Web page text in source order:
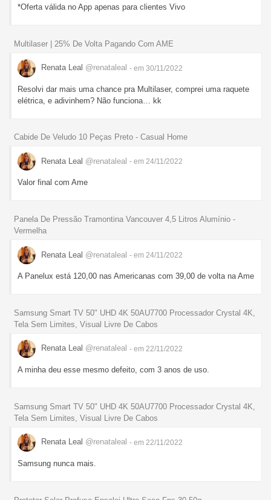
*Oferta válida no App apenas para clientes Vivo
Multilaser | 25% De Volta Pagando Com AME
Renata Leal @renataleal - em 30/11/2022
Resolvi dar mais uma chance pra Multilaser, comprei uma raquete
elétrica, e adivinhem? Não funciona… kk
Cabide De Veludo 10 Peças Preto - Casual Home
Renata Leal @renataleal - em 24/11/2022
Valor final com Ame
Panela De Pressão Tramontina Vancouver 4,5 Litros Alumínio -
Vermelha
Renata Leal @renataleal - em 24/11/2022
A Panelux está 120,00 nas Americanas com 39,00 de volta na Ame
Samsung Smart TV 50" UHD 4K 50AU7700 Processador Crystal 4K,
Tela Sem Limites, Visual Livre De Cabos
Renata Leal @renataleal - em 22/11/2022
A minha deu esse mesmo defeito, com 3 anos de uso.
Samsung Smart TV 50" UHD 4K 50AU7700 Processador Crystal 4K,
Tela Sem Limites, Visual Livre De Cabos
Renata Leal @renataleal - em 22/11/2022
Samsung nunca mais.